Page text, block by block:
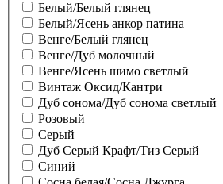
Белый/Белый глянец
Белый/Ясень анкор патина
Венге/Белый глянец
Венге/Дуб молочный
Венге/Ясень шимо светлый
Винтаж Оксид/Кантри
Дуб сонома/Дуб сонома светлый
Розовый
Серый
Дуб Серый Крафт/Тиз Серый
Синий